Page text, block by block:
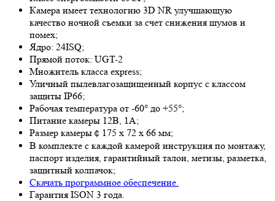
Камера имеет технологию 3D NR улучшающую
качество ночной съемки за счет снижения шумов и
помех;
Ядро: 24ISQ;
Прямой поток: UGT-2
Множитель класса express;
Уличный пылевлагозащищенный корпус с классом
защиты IP66;
Рабочая температура от -60° до +55°;
Питание камеры 12В, 1А;
Размер камеры￠175 x 72 х 66 мм;
В комплекте с каждой камерой инструкция по монтажу,
паспорт изделия, гарантийный талон, метизы, разметка,
защитный колпачок;
Скачать программное обеспечение.
Гарантия ISON 3 года.